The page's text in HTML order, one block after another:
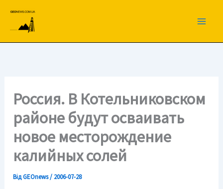
вмісту
Россия. В Котельниковском
районе будут осваивать
новое месторождение
калийных солей
ВідGEOnews/ 2006-07-28